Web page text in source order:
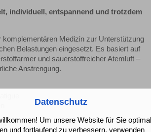
individuell, entspannend und trotzdem
komplementären Medizin zur Unterstützung
Belastungen eingesetzt. Es basiert auf
und sauerstoffreicher Atemluft –
Anstrengung.
Datenschutz
Um unsere Website für Sie optimal
und fortlaufend zu verbessern, verwenden